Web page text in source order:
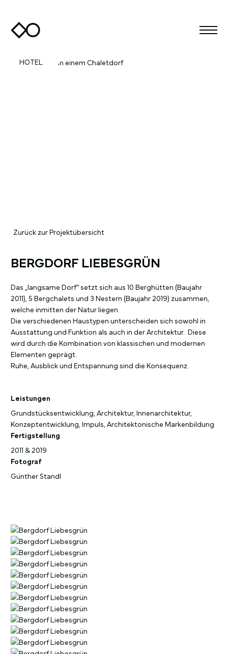
HOTEL
Zurück zur Projektübersicht
BERGDORF LIEBESGRÜN
Das „langsame Dorf“ setzt sich aus 10 Berghütten (Baujahr
2011), 5 Bergchalets und 3 Nestern (Baujahr 2019) zusammen,
welche inmitten der Natur liegen.
Die verschiedenen Haustypen unterscheiden sich sowohl in
Ausstattung und Funktion als auch in der Architektur. Diese
wird durch die Kombination von klassischen und modernen
Elementen geprägt.
Ruhe, Ausblick und Entspannung sind die Konsequenz.
Leistungen
Grundstücksentwicklung, Architektur, Innenarchitektur,
Konzeptentwicklung, Impuls, Architektonische Markenbildung
Fertigstellung
2011 & 2019
Fotograf
Günther Standl